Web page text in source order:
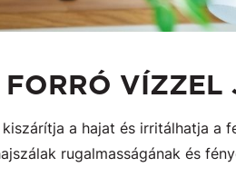
a hajat és irritálhatja
rugalmasságának és